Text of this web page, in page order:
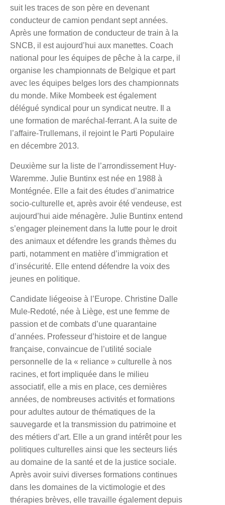
suit les traces de son père en devenant
conducteur de camion pendant sept années.
Après une formation de conducteur de train à la
SNCB, il est aujourd’hui aux manettes. Coach
national pour les équipes de pêche à la carpe, il
organise les championnats de Belgique et part
avec les équipes belges lors des championnats
du monde. Mike Mombeek est également
délégué syndical pour un syndicat neutre. Il a
une formation de maréchal-ferrant. A la suite de
l’affaire-Trullemans, il rejoint le Parti Populaire
en décembre 2013.
Deuxième sur la liste de l’arrondissement Huy-
Waremme. Julie Buntinx est née en 1988 à
Montégnée. Elle a fait des études d’animatrice
socio-culturelle et, après avoir été vendeuse, est
aujourd’hui aide ménagère. Julie Buntinx entend
s’engager pleinement dans la lutte pour le droit
des animaux et défendre les grands thèmes du
parti, notamment en matière d’immigration et
d’insécurité. Elle entend défendre la voix des
jeunes en politique.
Candidate liégeoise à l’Europe. Christine Dalle
Mule-Redoté, née à Liège, est une femme de
passion et de combats d’une quarantaine
d’années. Professeur d’histoire et de langue
française, convaincue de l’utilité sociale
personnelle de la « reliance » culturelle à nos
racines, et fort impliquée dans le milieu
associatif, elle a mis en place, ces dernières
années, de nombreuses activités et formations
pour adultes autour de thématiques de la
sauvegarde et la transmission du patrimoine et
des métiers d’art. Elle a un grand intérêt pour les
politiques culturelles ainsi que les secteurs liés
au domaine de la santé et de la justice sociale.
Après avoir suivi diverses formations continues
dans les domaines de la victimologie et des
thérapies brèves, elle travaille également depuis